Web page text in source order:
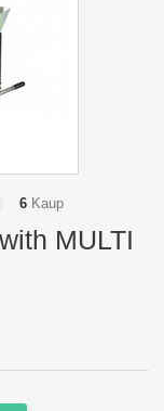
6 Kaup
MULTI